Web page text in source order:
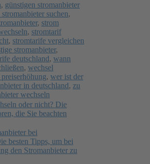
, günstigen stromanbieter
suchen,
, strom
, stromtarif
, stromtarife vergleichen
stromanbieter,
deutschland, wann
, wechsel
, wer ist der
in deutschland, zu
wechseln
oder nicht? Die
die Sie beachten
bei
besten Tipps, um bei
den Stromanbieter zu